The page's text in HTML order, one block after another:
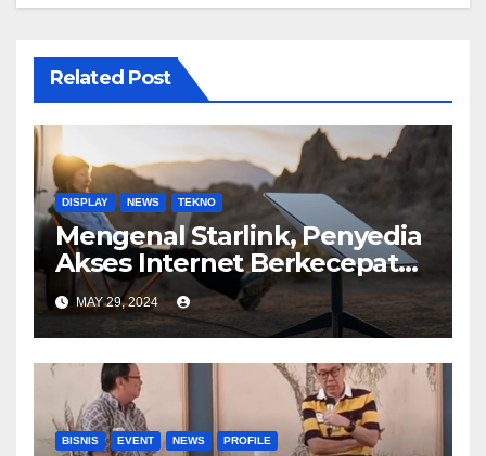
Related Post
DISPLAY NEWS TEKNO
Mengenal Starlink, Penyedia
Akses Internet Berkecepatan
Tinggi
MAY 29, 2024
BISNIS EVENT NEWS PROFILE